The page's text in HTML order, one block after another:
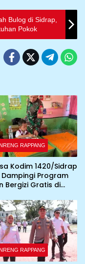
Bulog di Sidrap,
Pokok
RAPPANG
Kodim 1420/Sidrap
Dampingi Program
Bergizi Gratis di
RAPPANG